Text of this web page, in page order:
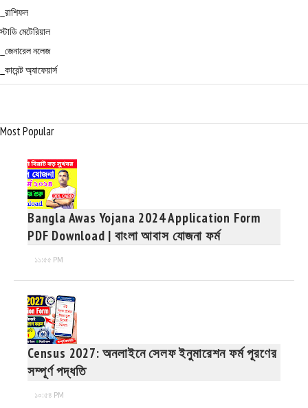
_রাশিফল
স্টাডি মেটেরিয়াল
_জেনারেল নলেজ
_কারেন্ট অ্যাফেয়ার্স
Most Popular
Bangla Awas Yojana 2024 Application Form
PDF Download | বাংলা আবাস যোজনা ফর্ম
১১:৫৫ PM
Census 2027: অনলাইনে সেলফ ইনুমারেশন ফর্ম পূরণের
সম্পূর্ণ পদ্ধতি
১০:৫৪ PM